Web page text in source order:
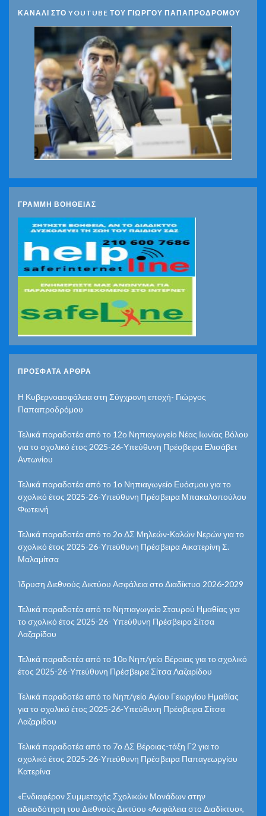
ΚΑΝΑΛΙ ΣΤΟ YOUTUBE ΤΟΥ ΓΙΩΡΓΟΥ ΠΑΠΑΠΡΟΔΡΟΜΟΥ
ΓΡΑΜΜΗ ΒΟΗΘΕΙΑΣ
ΠΡΌΣΦΑΤΑ ΆΡΘΡΑ
Η Κυβερνοασφάλεια στη Σύγχρονη εποχή- Γιώργος
Παπαπροδρόμου
Τελικά παραδοτέα από το 12ο Νηπιαγωγείο Νέας Ιωνίας Βόλου
για το σχολικό έτος 2025-26-Υπεύθυνη Πρέσβειρα Ελισάβετ
Αντωνίου
Τελικά παραδοτέα από το 1ο Νηπιαγωγείο Ευόσμου για το
σχολικό έτος 2025-26-Υπεύθυνη Πρέσβειρα Μπακαλοπούλου
Φωτεινή
Τελικά παραδοτέα από το 2ο ΔΣ Μηλεών-Καλών Νερών για το
σχολικό έτος 2025-26-Υπεύθυνη Πρέσβειρα Αικατερίνη Σ.
Μαλαμίτσα
Ίδρυση Διεθνούς Δικτύου Ασφάλεια στο Διαδίκτυο 2026-2029
Τελικά παραδοτέα από το Νηπιαγωγείο Σταυρού Ημαθίας για
το σχολικό έτος 2025-26- Υπεύθυνη Πρέσβειρα Σίτσα
Λαζαρίδου
Τελικά παραδοτέα από το 10ο Νηπ/γείο Βέροιας για το σχολικό
έτος 2025-26-Υπεύθυνη Πρέσβειρα Σίτσα Λαζαρίδου
Τελικά παραδοτέα από το Νηπ/γείο Αγίου Γεωργίου Ημαθίας
για το σχολικό έτος 2025-26-Υπεύθυνη Πρέσβειρα Σίτσα
Λαζαρίδου
Τελικά παραδοτέα από το 7ο ΔΣ Βέροιας-τάξη Γ2 για το
σχολικό έτος 2025-26-Υπεύθυνη Πρέσβειρα Παπαγεωργίου
Κατερίνα
«Ενδιαφέρον Συμμετοχής Σχολικών Μονάδων στην
αδειοδότηση του Διεθνούς Δικτύου «Ασφάλεια στο Διαδίκτυο»,